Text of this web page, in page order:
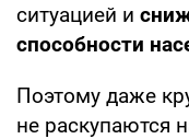
ситуацией и
способности
Поэтому даже
не раскупаются